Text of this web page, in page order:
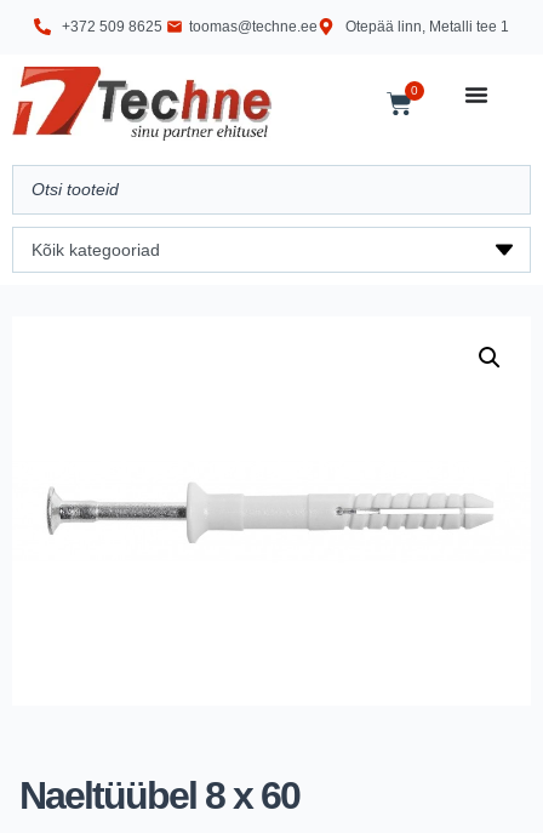
+372 509 8625 toomas@techne.ee Otepää linn, Metalli tee 1
0
Naeltüübel 8 x 60